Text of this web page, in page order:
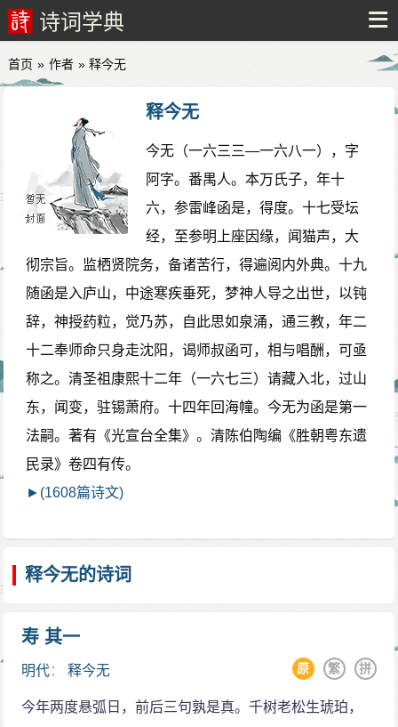
诗词学典
首页 » 作者 » 释今无
释今无
今无（一六三三—一六八一），字
阿字。番禺人。本万氏子，年十
六，参雷峰函是，得度。十七受坛
经，至参明上座因缘，闻猫声，大
彻宗旨。监栖贤院务，备诸苦行，得遍阅内外典。十九
随函是入庐山，中途寒疾垂死，梦神人导之出世，以钝
辞，神授药粒，觉乃苏，自此思如泉涌，通三教，年二
十二奉师命只身走沈阳，谒师叔函可，相与唱酬，可亟
称之。清圣祖康熙十二年（一六七三）请藏入北，过山
东，闻变，驻锡萧府。十四年回海幢。今无为函是第一
法嗣。著有《光宣台全集》。清陈伯陶编《胜朝粤东遗
民录》卷四有传。
►(1608篇诗文)
释今无的诗词
寿 其一
明代：释今无 拼
繁
原
今年两度悬弧日，前后三句孰是真。千树老松生琥珀，